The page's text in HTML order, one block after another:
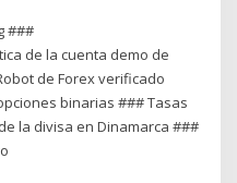
###
de la cuenta demo de
de Forex verificado
binarias ### Tasas
la divisa en Dinamarca ###